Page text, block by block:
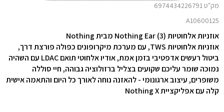
מק"ט 6974434226791
A10600125
אוזניות אלחוטיות Nothing Ear (3) מבית Nothing
אוזניות אלחוטיות TWS, עם מערכת מיקרופונים כפולה פורצת דרך,
ביטול רעשים אדפטיבי בזמן אמת, אודיו אלחוטי תואם LDAC עם השהיה
נמוכה שומר עליכם שקועים בצליל ברזולוציה גבוהה, חיי סוללה
משופרים, עיצוב ארגונומי - להאזנה נוחה לאורך כל היום והתאמה אישית
קלה עם אפליקציית Nothing X